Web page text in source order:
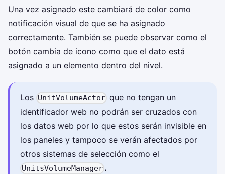
Una vez asignado este cambiará de color como
notificación visual de que se ha asignado
correctamente. También se puede observar como el
botón cambia de icono como que el dato está
asignado a un elemento dentro del nivel.
Los UnitVolumeActor que no tengan un
identificador web no podrán ser cruzados con
los datos web por lo que estos serán invisible en
los paneles y tampoco se verán afectados por
otros sistemas de selección como el
UnitsVolumeManager .